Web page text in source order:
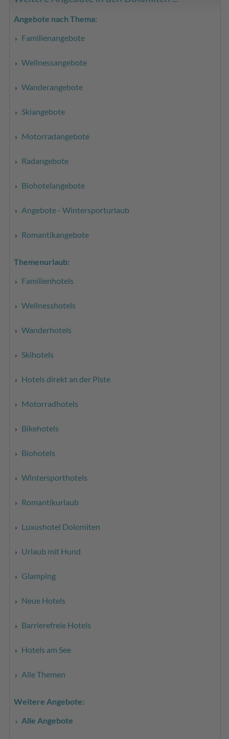
Angebote nach Thema:
Familienangebote
Wellnessangebote
Wanderangebote
Skiangebote
Motorradangebote
Radangebote
Biohotelangebote
Angebote - Wintersporturlaub
Romantikangebote
Themenurlaub:
Familienhotels
Wellnesshotels
Wanderhotels
Skihotels
Hotels direkt an der Piste
Motorradhotels
Bikehotels
Biohotels
Wintersporthotels
Romantikurlaub
Luxushotel Dolomiten
Urlaub mit Hund
Glamping
Neue Hotels
Barrierefreie Hotels
Hotels am See
Alle Themen
Weitere Angebote:
Alle Angebote